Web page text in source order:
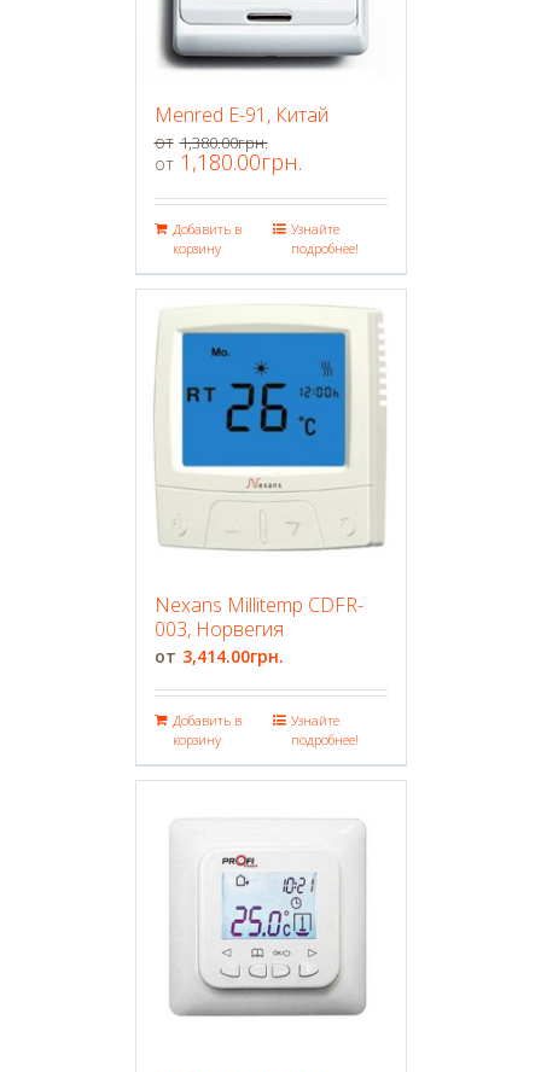
Menred E-91, Китай
1,380.00грн.
1,180.00грн.
Добавить в
корзину
Узнайте
подробнее!
Nexans Millitemp CDFR-
003, Норвегия
3,414.00грн.
Добавить в
корзину
Узнайте
подробнее!